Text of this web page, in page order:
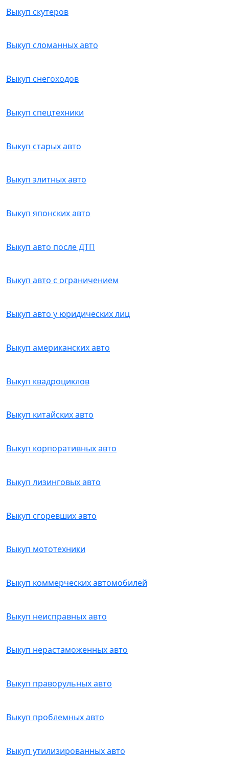
Выкуп скутеров
Выкуп сломанных авто
Выкуп снегоходов
Выкуп спецтехники
Выкуп старых авто
Выкуп элитных авто
Выкуп японских авто
Выкуп авто после ДТП
Выкуп авто с ограничением
Выкуп авто у юридических лиц
Выкуп американских авто
Выкуп квадроциклов
Выкуп китайских авто
Выкуп корпоративных авто
Выкуп лизинговых авто
Выкуп сгоревших авто
Выкуп мототехники
Выкуп коммерческих автомобилей
Выкуп неисправных авто
Выкуп нерастаможенных авто
Выкуп праворульных авто
Выкуп проблемных авто
Выкуп утилизированных авто